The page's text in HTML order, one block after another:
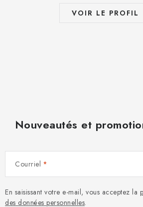
VOIR LE PROFIL
Nouveautés et
Courriel
En saisissant votre e-mail, vous acceptez la
des données personnelles.